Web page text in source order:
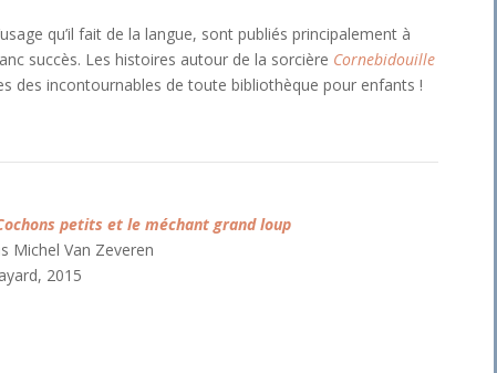
qu’il fait de la langue, sont publiés principalement à
succès. Les histoires autour de la sorcière Cornebidouille
des incontournables de toute bibliothèque pour enfants !
petits et le méchant grand loup
Michel Van Zeveren
2015